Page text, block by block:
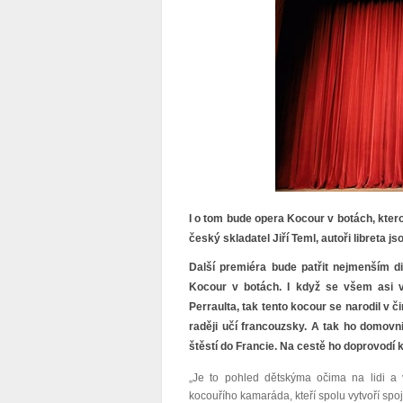
I o tom bude opera Kocour v botách,
český skladatel Jiří Teml, autoři libreta
Další premiéra bude patřit nejmenším
Kocour v botách. I když se všem asi
Perraulta, tak tento kocour se narodil v
raději učí francouzsky. A tak ho
štěstí do Francie. Na cestě ho doprovodí
„Je to pohled dětskýma očima na lidi a
kocouřího kamaráda, kteří spolu vytvoří